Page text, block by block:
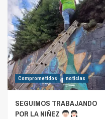
Comprometidos noticias
SEGUIMOS TRABAJANDO
POR LA NIÑEZ